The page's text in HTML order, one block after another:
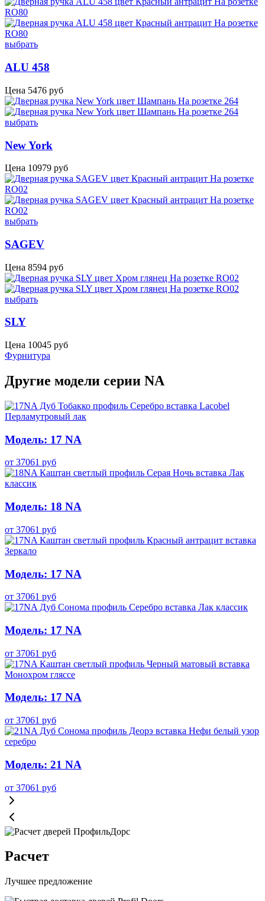
выбрать
ALU 458
Цена 5476 руб
выбрать
New York
Цена 10979 руб
выбрать
SAGEV
Цена 8594 руб
выбрать
SLY
Цена 10045 руб
Фурнитура
Другие модели серии NA
Модель: 17 NA
от 37061 руб
Модель: 18 NA
от 37061 руб
Модель: 17 NA
от 37061 руб
Модель: 17 NA
от 37061 руб
Модель: 17 NA
от 37061 руб
Модель: 21 NA
от 37061 руб
Расчет
Лучшее предложение